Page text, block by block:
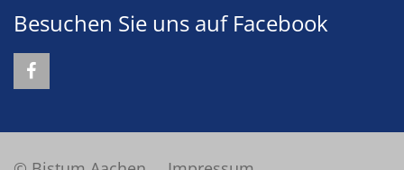
Besuchen Sie uns auf Facebook